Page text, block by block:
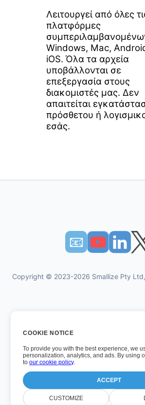
Λειτουργεί από όλες
πλατφόρμες
Windows, Mac,
iOS. Όλα τα αρχεία
υποβάλλονται σε
επεξεργασία στους
διακομιστές μας. Δεν
απαιτείται
πρόσθετου ή
εσάς.
📧︎
Copyright © 2023-2026 Smallize Pty
Πολιτική Απορρήτου
Οροι χρήσης
Εκτελεστική πρόσβαση
Αριθμός έκδοσης:
COOKIE NOTICE
To provide you with the best experience, we
personalization, analytics, and ads. By using
toour cookie policy.
ACCEPT
CUSTOMIZE